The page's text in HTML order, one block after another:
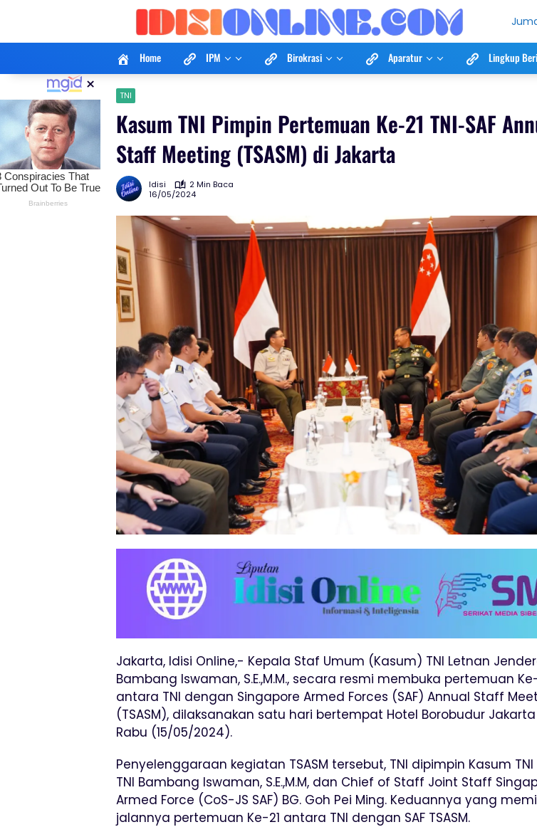
Home IPM Birokrasi Aparatur Lingkup
× TNI
Kasum TNI Pimpin Pertemuan Ke-21 TNI-SAF
Staff Meeting (TSASM) di Jakarta
Idisi
2 Min Baca
16/05/2024
Jakarta, Idisi Online,- Kepala Staf Umum (Kasum) TNI Letnan
Bambang Iswaman, S.E.,M.M., secara resmi membuka pertemuan
antara TNI dengan Singapore Armed Forces (SAF) Annual Staff
(TSASM), dilaksanakan satu hari bertempat Hotel Borobudur
Rabu (15/05/2024).
Penyelenggaraan kegiatan TSASM tersebut, TNI dipimpin Kasum TNI
TNI Bambang Iswaman, S.E.,M.M, dan Chief of Staff Joint Staff
Armed Force (CoS-JS SAF) BG. Goh Pei Ming. Keduannya yang
jalannya pertemuan Ke-21 antara TNI dengan SAF TSASM.